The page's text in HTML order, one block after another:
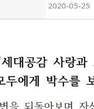
2020-05-25